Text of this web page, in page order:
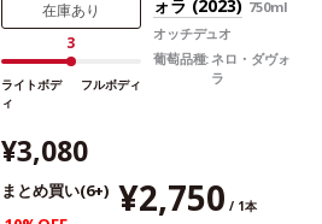
在庫あり
3
ライトボデ
ィ
フルボディ
ォラ (2023) 750ml
オッチデュオ
葡萄品種:ネロ・ダヴォ
ラ
¥3,080
まとめ買い(6+) ¥2,750 / 1本